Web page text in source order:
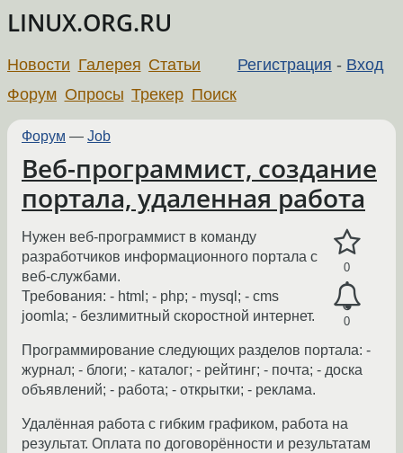
LINUX.ORG.RU
Регистрация - Вход
Новости Галерея Статьи
Форум Опросы Трекер Поиск
Форум — Job
Веб-программист, создание
портала, удаленная работа
0
0
Нужен веб-программист в команду
разработчиков информационного портала с
веб-службами.
Требования: - html; - php; - mysql; - cms
joomla; - безлимитный скоростной интернет.
Программирование следующих разделов портала: -
журнал; - блоги; - каталог; - рейтинг; - почта; - доска
объявлений; - работа; - открытки; - реклама.
Удалённая работа с гибким графиком, работа на
результат. Оплата по договорённости и результатам